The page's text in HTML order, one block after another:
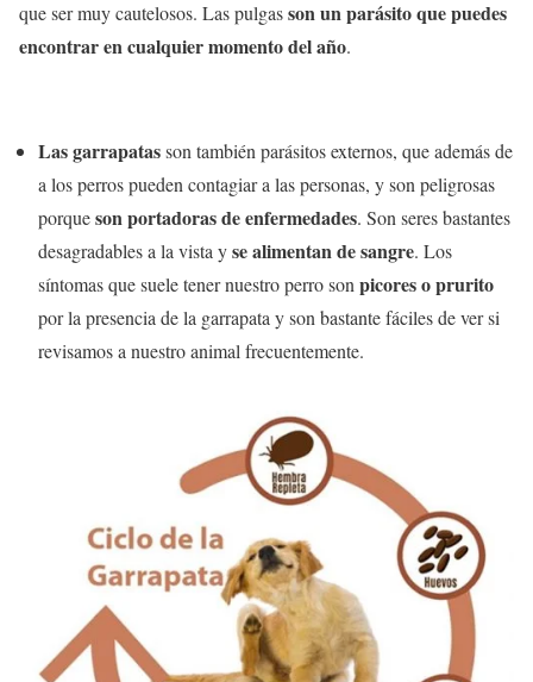
que ser muy cautelosos. Las pulgasson un parásito que puedes
encontrar en cualquier momento del año.
Las garrapatasson también parásitos externos, que además de
a los perros pueden contagiar a las personas, y son peligrosas
porqueson portadoras de enfermedades. Son seres bastantes
desagradables a la vista yse alimentan de sangre. Los
síntomas que suele tener nuestro perro sonpicores o prurito
por la presencia de la garrapata y son bastante fáciles de ver si
revisamos a nuestro animal frecuentemente.